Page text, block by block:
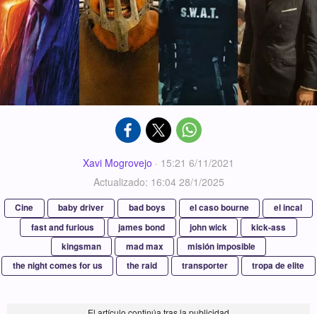
Xavi Mogrovejo · 15:21 6/11/2021
Actualizado: 16:04 28/1/2025
Cine baby driver bad boys el caso bourne
el incal
fast and furious
james bond john wick
kick-ass
kingsman
mad max
misión imposible
the night comes for us
the raid transporter tropa de elite